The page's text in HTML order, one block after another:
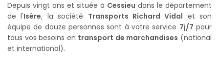
Depuis vingt ans et située à Cessieu dans le département
de l'Isère, la société Transports Richard Vidal et son
équipe de douze personnes sont à votre service 7j/7 pour
tous vos besoins en transport de marchandises (national
et international).